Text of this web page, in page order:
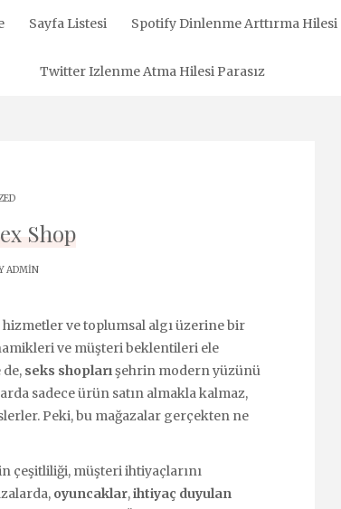
Sayfa Listesi Spotify Dinlenme Arttırma Hilesi
Twitter Izlenme Atma Hilesi Parasız
Shop
ADMIN
ve toplumsal algı üzerine bir
ve müşteri beklentileri ele
de, seks shoplarışehrin modern yüzünü
sadece ürün satın almakla kalmaz,
Peki, bu mağazalar gerçekten ne
çeşitliliği, müşteri ihtiyaçlarını
oyuncaklar,ihtiyaç duyulan